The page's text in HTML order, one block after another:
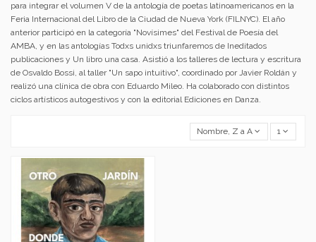
para integrar el volumen V de la antología de poetas latinoamericanos en la
Feria Internacional del Libro de la Ciudad de Nueva York (FILNYC). El año
anterior participó en la categoría "Novísimes" del Festival de Poesía del
AMBA, y en las antologías Todxs unidxs triunfaremos de Ineditados
publicaciones y Un libro una casa. Asistió a los talleres de lectura y escritura
de Osvaldo Bossi, al taller "Un sapo intuitivo", coordinado por Javier Roldán y
realizó una clínica de obra con Eduardo Mileo. Ha colaborado con distintos
ciclos artísticos autogestivos y con la editorial Ediciones en Danza.
Nombre, Z a A 1